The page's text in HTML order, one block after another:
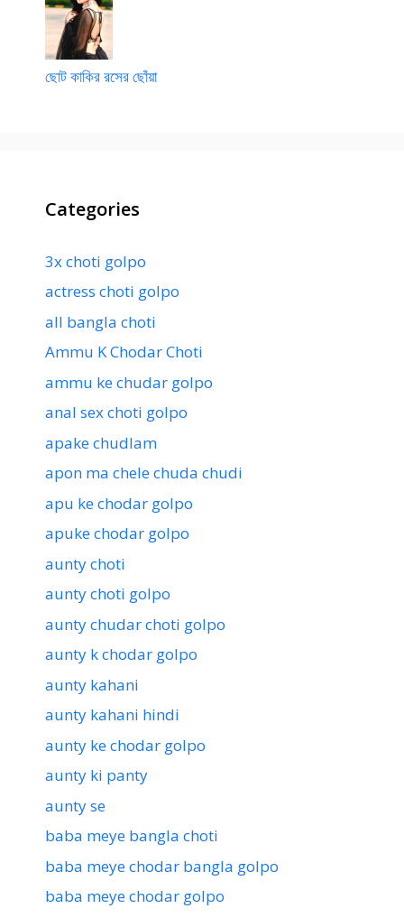
ছোট কাকির রসের ছোঁয়া
Categories
3x choti golpo
actress choti golpo
all bangla choti
Ammu K Chodar Choti
ammu ke chudar golpo
anal sex choti golpo
apake chudlam
apon ma chele chuda chudi
apu ke chodar golpo
apuke chodar golpo
aunty choti
aunty choti golpo
aunty chudar choti golpo
aunty k chodar golpo
aunty kahani
aunty kahani hindi
aunty ke chodar golpo
aunty ki panty
aunty se
baba meye bangla choti
baba meye chodar bangla golpo
baba meye chodar golpo